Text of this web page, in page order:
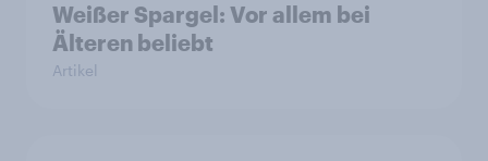
Weißer Spargel: Vor allem bei
Älteren beliebt
Artikel